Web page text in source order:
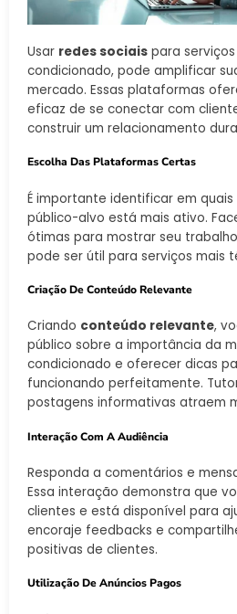
Usar redes sociais para
condicionado, pode amplificar
mercado. Essas plataformas
eficaz de se conectar com
construir um relacionamento
Escolha Das Plataformas Certas
É importante identificar em quais
público-alvo está mais ativo.
ótimas para mostrar seu
pode ser útil para serviços mais
Criação De Conteúdo Relevante
Criando conteúdo relevante,
público sobre a importância da
condicionado e oferecer dicas
funcionando perfeitamente.
postagens informativas atraem
Interação Com A Audiência
Responda a comentários e
Essa interação demonstra que
clientes e está disponível para
encoraje feedbacks e
positivas de clientes.
Utilização De Anúncios Pagos